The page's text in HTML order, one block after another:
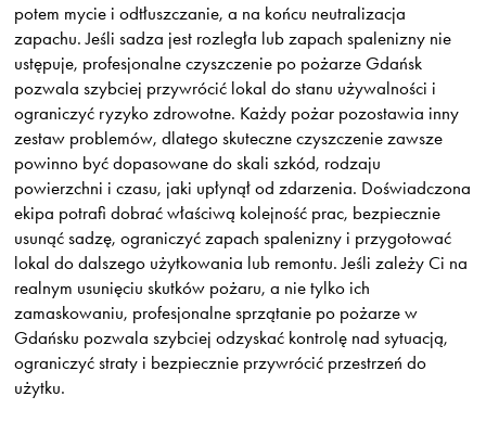
potem mycie i odtłuszczanie, a na końcu neutralizacja
zapachu. Jeśli sadza jest rozległa lub zapach spalenizny nie
ustępuje, profesjonalneczyszczenie po pożarze Gdańsk
pozwala szybciej przywrócić lokal do stanu używalności i
ograniczyć ryzyko zdrowotne. Każdy pożar pozostawia inny
zestaw problemów, dlatego skuteczne czyszczenie zawsze
powinno być dopasowane do skali szkód, rodzaju
powierzchni i czasu, jaki upłynął od zdarzenia. Doświadczona
ekipa potrafi dobrać właściwą kolejność prac, bezpiecznie
usunąć sadzę, ograniczyć zapach spalenizny i przygotować
lokal do dalszego użytkowania lub remontu. Jeśli zależy Ci na
realnym usunięciu skutków pożaru, a nie tylko ich
zamaskowaniu, profesjonalne sprzątanie po pożarze w
Gdańsku pozwala szybciej odzyskać kontrolę nad sytuacją,
ograniczyć straty i bezpiecznie przywrócić przestrzeń do
użytku.